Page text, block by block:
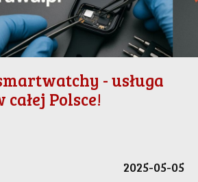
- usługa
Polsce!
2025-05-05